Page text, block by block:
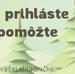
prihláste
chladničke.